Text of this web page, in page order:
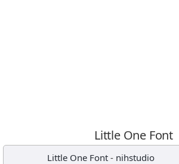
Little One Font
Little One Font- nihstudio